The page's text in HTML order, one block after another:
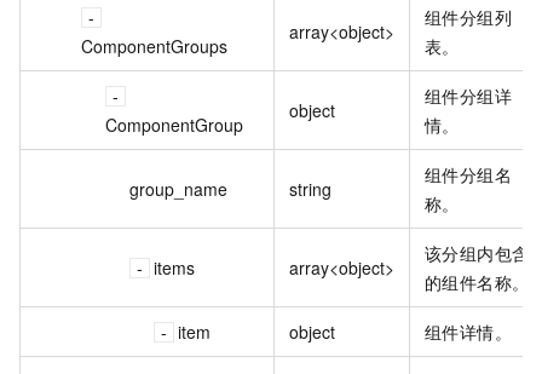
ComponentGroups
array<object>
组件分组列
表。
ComponentGroup
object
组件分组详
情。
group_name string
组件分组名
称。
items array<object>
该分组内包含
的组件名称。
item object 组件详情。